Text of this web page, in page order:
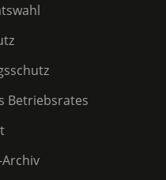
Betriebsrates